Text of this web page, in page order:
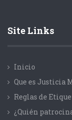
Site Links
Inicio
Que es Justicia
Reglas de
¿Quién